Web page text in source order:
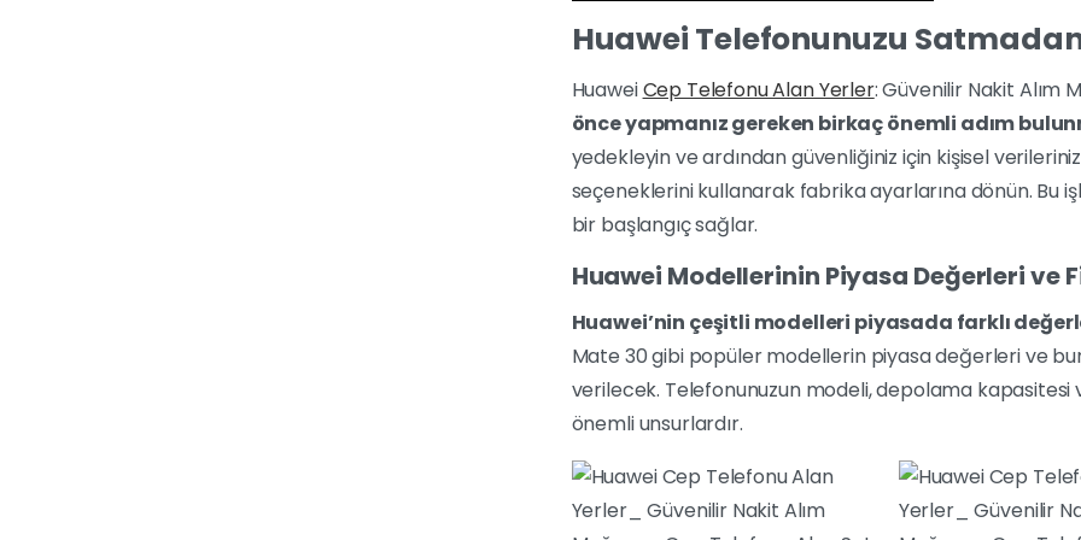
Huawei Telefonunuzu
HuaweiCep Telefonu Alan Yerler: Güvenilir Nakit Alım
önce yapmanız gereken birkaç önemli adım
yedekleyin ve ardından güvenliğiniz için kişisel verilerinizi
seçeneklerini kullanarak fabrika ayarlarına dönün. Bu
bir başlangıç sağlar.
Huawei Modellerinin Piyasa Değerleri
Huawei’nin çeşitli modelleri piyasada farklı
Mate 30 gibi popüler modellerin piyasa değerleri ve
verilecek. Telefonunuzun modeli, depolama
önemli unsurlardır.